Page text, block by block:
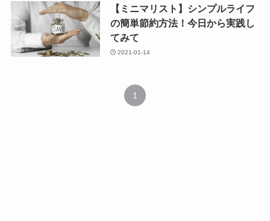
【ミニマリスト】シンプルライフ
の簡単節約方法！今日から実践し
てみて
2021-01-14
1